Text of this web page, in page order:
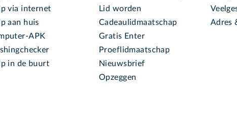
via internet
aan huis
APK
in de buurt
Lid worden
Cadeaulidmaatschap
Gratis Enter
Proeflidmaatschap
Nieuwsbrief
Opzeggen
Adres